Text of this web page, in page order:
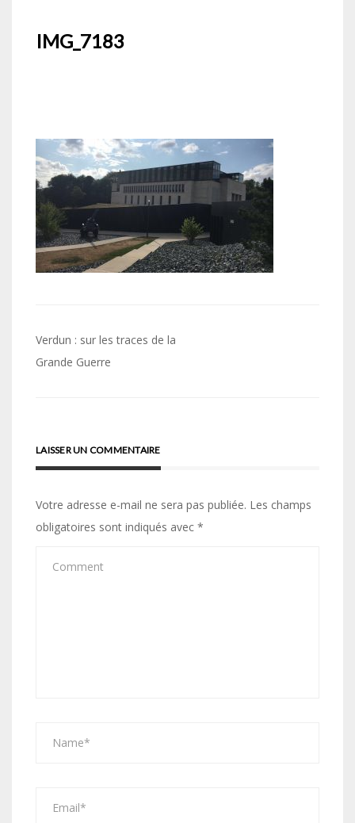
IMG_7183
Navigation
de
Verdun : sur les traces de la
Grande Guerre
LAISSER UN COMMENTAIRE
Votre adresse e-mail ne sera pas publiée. Les champs
obligatoires sont indiqués avec *